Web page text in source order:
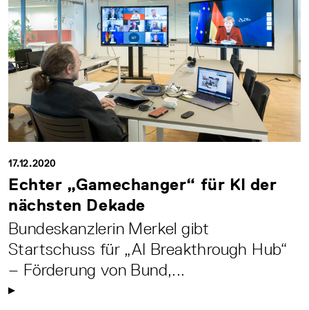
17.12.2020
Echter „Gamechanger“ für KI der
nächsten Dekade
Bundeskanzlerin Merkel gibt
Startschuss für „AI Breakthrough Hub“
– Förderung von Bund,...